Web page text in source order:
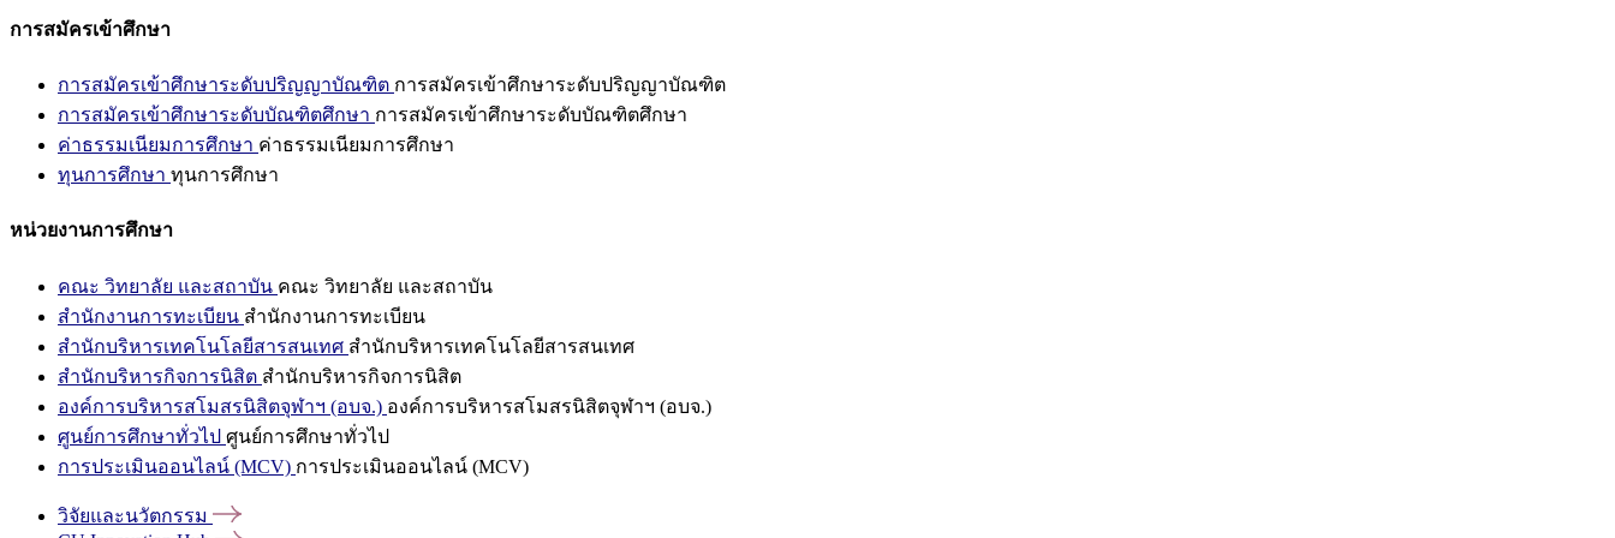
การสมัครเข้าศึกษา
การสมัครเข้าศึกษาระดับปริญญาบัณฑิต การสมัครเข้าศึกษาระดับปริญญาบัณฑิต
การสมัครเข้าศึกษาระดับบัณฑิตศึกษา การสมัครเข้าศึกษาระดับบัณฑิตศึกษา
ค่าธรรมเนียมการศึกษา ค่าธรรมเนียมการศึกษา
ทุนการศึกษา ทุนการศึกษา
หน่วยงานการศึกษา
คณะ วิทยาลัย และสถาบัน คณะ วิทยาลัย และสถาบัน
สำนักงานการทะเบียน สำนักงานการทะเบียน
สำนักบริหารเทคโนโลยีสารสนเทศ สำนักบริหารเทคโนโลยีสารสนเทศ
สำนักบริหารกิจการนิสิต สำนักบริหารกิจการนิสิต
องค์การบริหารสโมสรนิสิตจุฬาฯ (อบจ.) องค์การบริหารสโมสรนิสิตจุฬาฯ (อบจ.)
ศูนย์การศึกษาทั่วไป ศูนย์การศึกษาทั่วไป
การประเมินออนไลน์ (MCV) การประเมินออนไลน์ (MCV)
วิจัยและนวัตกรรม